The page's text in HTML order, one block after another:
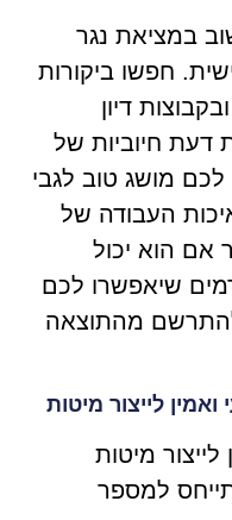
במציאת נגר
חפשו ביקורות
דיון
דעת חיוביות של
לכם מושג טוב לגבי
העבודה של
אם הוא יכול
שיאפשרו לכם
מהתוצאה
לייצור מיטות
מיטות
למספר